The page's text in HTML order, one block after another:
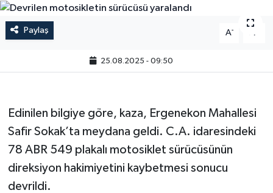
Paylaş A- A
25.08.2025 - 09:50
Edinilen bilgiye göre, kaza, Ergenekon Mahallesi
Safir Sokak’ta meydana geldi. C.A. idaresindeki
78 ABR 549 plakalı motosiklet sürücüsünün
direksiyon hakimiyetini kaybetmesi sonucu
devrildi.